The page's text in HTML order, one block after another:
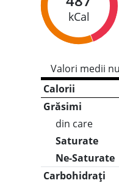
kCal
Valori medii
Calorii
Grăsimi
din care
Saturate
Ne-Saturate
Carbohidrați